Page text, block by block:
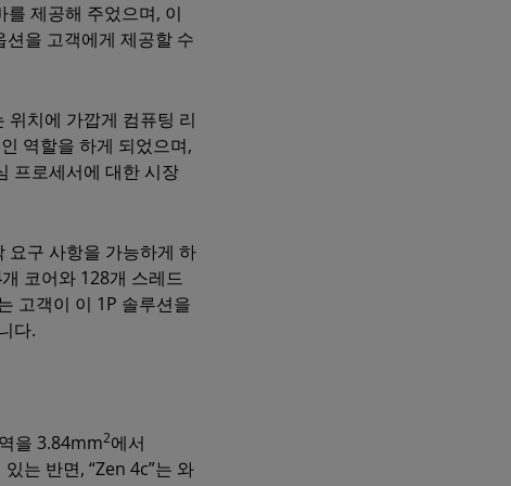
제공해 주었으며, 이
을 고객에게 제공할 수
위치에 가깝게 컴퓨팅 리
역할을 하게 되었으며,
프로세서에 대한 시장
요구 사항을 가능하게 하
코어와 128개 스레드
고객이 이 1P 솔루션을
다.
을 3.84mm2에서
는 반면, “Zen 4c”는 와